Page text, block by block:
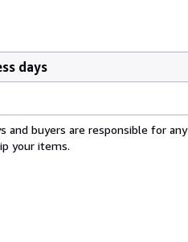
days
and buyers are responsible for any
your items.